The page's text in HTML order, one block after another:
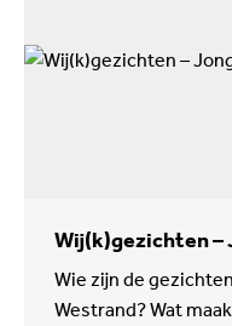
Wij(k)gezichten –
Wie zijn de
Westrand? Wat